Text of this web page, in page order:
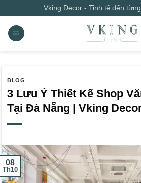
qua
nội
dung
Vking Decor - Tinh tế đến
BLOG
3 Lưu Ý Thiết Kế Shop
Tại Đà Nẵng | Vking
08
Th10